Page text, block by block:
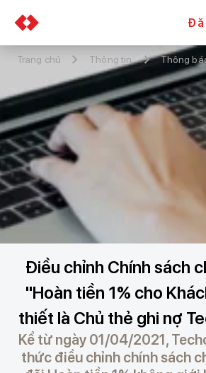
Trang chủ Thông tin Thông
Điều chỉnh Chính sách
"Hoàn tiền 1% cho
thiết là Chủ thẻ ghi nợ
Kể từ ngày 01/04/2021,
thức điều chỉnh chính sách